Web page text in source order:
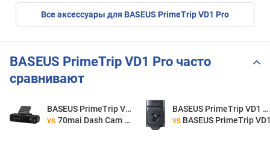
Все аксессуары для BASEUS PrimeTrip VD1 Pro
BASEUS PrimeTrip VD1 Pro часто
сравнивают
BASEUS PrimeTrip VD1 Pro
vs 70mai Dash Cam M800 4K
BASEUS PrimeTrip VD1 Pro
vs BASEUS PrimeTrip